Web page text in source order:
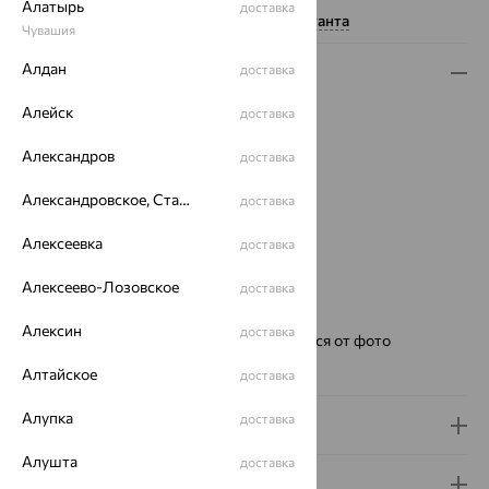
Нужна помощь консультанта
Описание
Металл:
Проба:585
Страна происхождения:
Для кого:Мужские
Цвет циферблата:
Бренд:НИКА
Ремешок:
Цвет и фактура могут отличаться от фото
Премиум:
Доставка и оплата
Алатырь
Чувашия
доставка
Алдан доставка
Алейск доставка
Александров доставка
Александровское, Ставропольский край доставка
Алексеевка доставка
Алексеево-Лозовское доставка
Алексин доставка
Алтайское доставка
Алупка доставка
Алушта доставка